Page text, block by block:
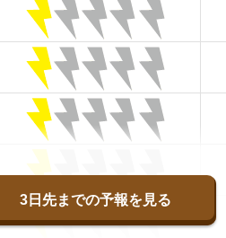
3日先までの予報を見る